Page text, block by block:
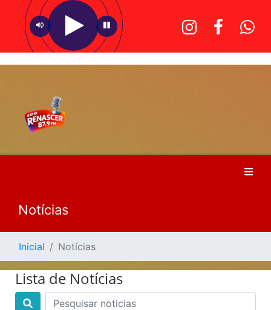
Notícias
Inicial Notícias
Lista de Notícias